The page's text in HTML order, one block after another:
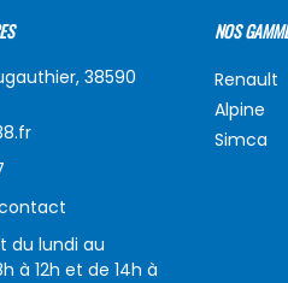
38590
du lundi au
à 12h et de 14h à
NOS
Renault
Alpine
Simca